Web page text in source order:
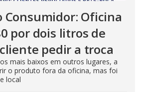
Consumidor: Oficina
por dois litros de
pedir a troca
mais baixos em outros lugares, a
o produto fora da oficina, mas foi
local